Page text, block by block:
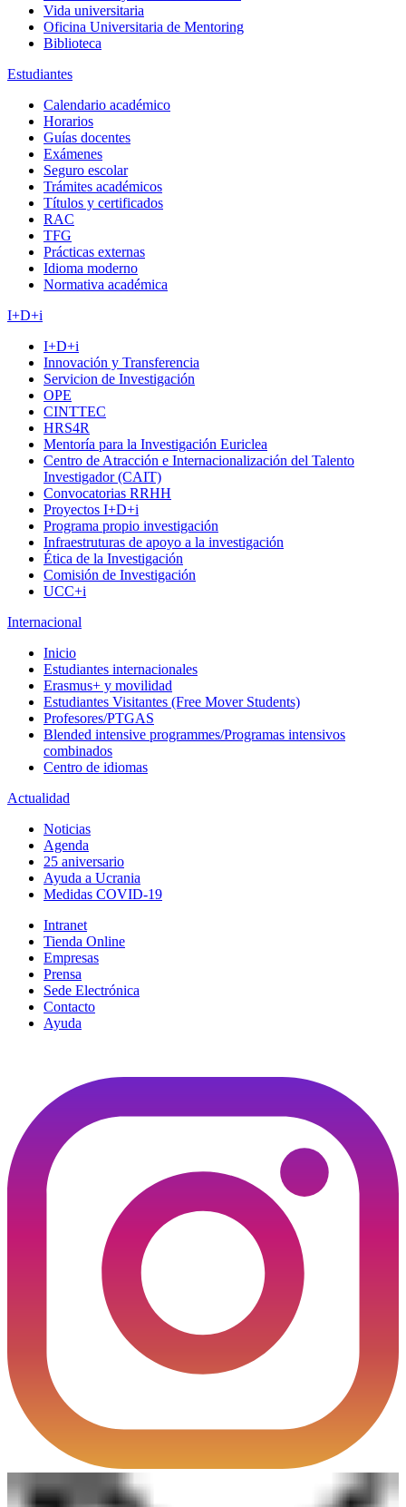
Vida universitaria
Oficina Universitaria de Mentoring
Biblioteca
Estudiantes
Calendario académico
Horarios
Guías docentes
Exámenes
Seguro escolar
Trámites académicos
Títulos y certificados
RAC
TFG
Prácticas externas
Idioma moderno
Normativa académica
I+D+i
I+D+i
Innovación y Transferencia
Servicion de Investigación
OPE
CINTTEC
HRS4R
Mentoría para la Investigación Euriclea
Centro de Atracción e Internacionalización del Talento
Investigador (CAIT)
Convocatorias RRHH
Proyectos I+D+i
Programa propio investigación
Infraestruturas de apoyo a la investigación
Ética de la Investigación
Comisión de Investigación
UCC+i
Internacional
Inicio
Estudiantes internacionales
Erasmus+ y movilidad
Estudiantes Visitantes (Free Mover Students)
Profesores/PTGAS
Blended intensive programmes/Programas intensivos
combinados
Centro de idiomas
Actualidad
Noticias
Agenda
25 aniversario
Ayuda a Ucrania
Medidas COVID-19
Intranet
Tienda Online
Empresas
Prensa
Sede Electrónica
Contacto
Ayuda